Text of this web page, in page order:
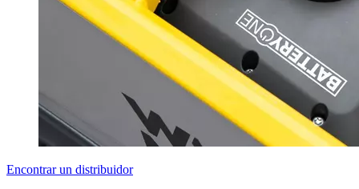
Encontrar un distribuidor